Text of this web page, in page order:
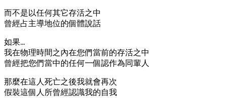
而不是以任何其它存活之中
曾經占主導地位的個體說話
如果…
我在物理時間之內在您們當前的存活之中
曾經把您們當中的任何一個認作為同輩人
那麼在這人死亡之後我就會再次
假裝這個人所曾經認識我的自我